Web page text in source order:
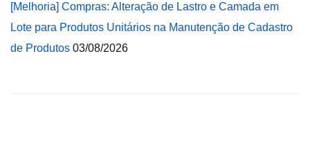
[Melhoria] Compras: Alteração de Lastro e Camada em
Lote para Produtos Unitários na Manutenção de Cadastro
de Produtos 03/08/2026